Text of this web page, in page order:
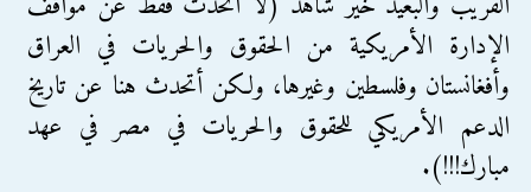
الإدارة الأمريكية من الحقوق والحريات في العراق
وأفغانستان وفلسطين وغيرها، ولكن أتحدث هنا عن تاريخ
الدعم الأمريكي للحقوق والحريات في مصر في عهد
مبارك!!!).